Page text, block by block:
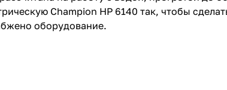
Champion НР 6140 так, чтобы
оборудование.